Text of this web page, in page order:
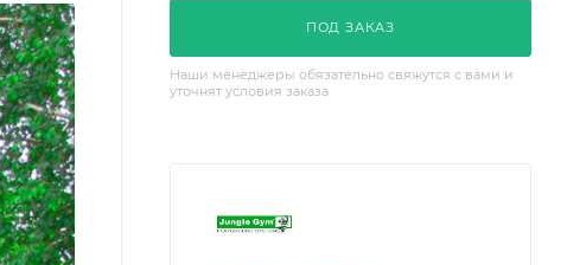
ПОД ЗАКАЗ
Наши менеджеры обязательно свяжутся с вами и
уточнят условия заказа